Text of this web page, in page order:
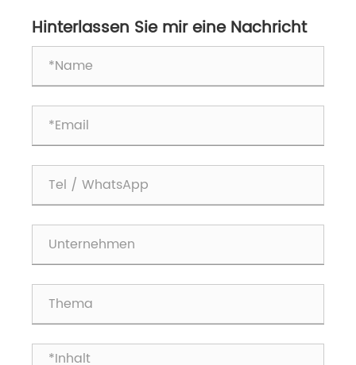
Arten von Punktschweißmaschinen
Hinterlassen Sie mir eine Nachricht